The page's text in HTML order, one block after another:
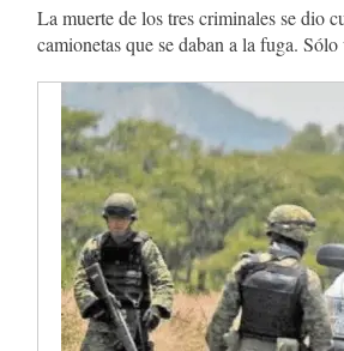
La muerte de los tres criminales se dio
camionetas que se daban a la fuga.